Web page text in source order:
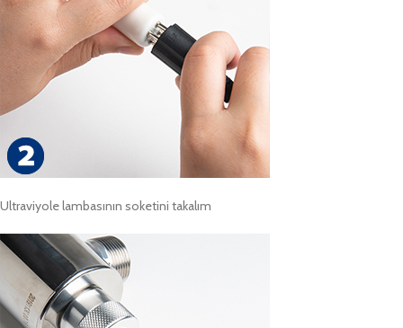
Ultraviyole lambasının soketini takalım